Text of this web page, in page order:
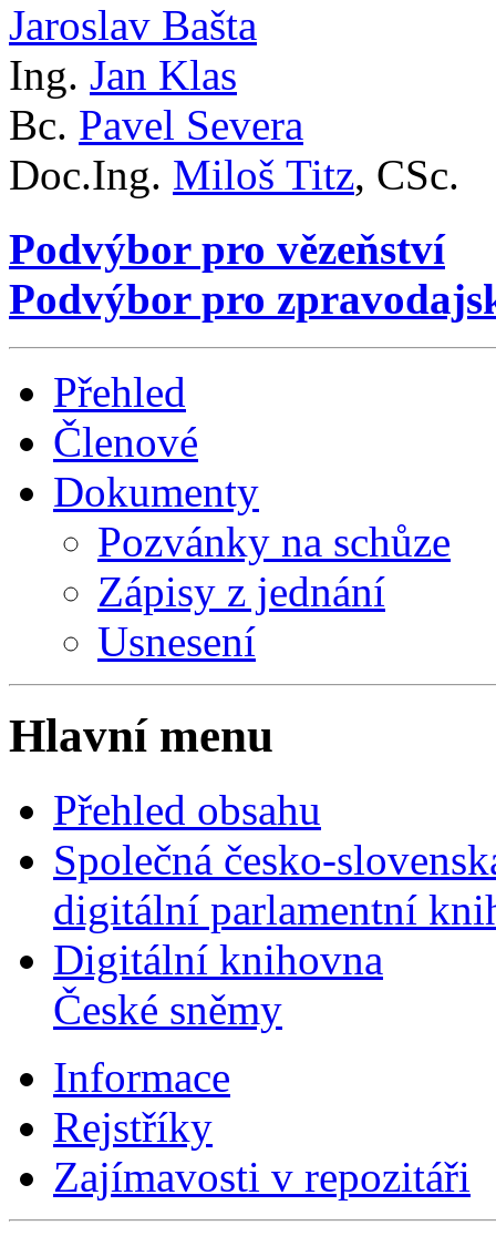
Jaroslav Bašta
Ing. Jan Klas
Bc. Pavel Severa
Doc.Ing. Miloš Titz, CSc.
Podvýbor pro vězeňství
Podvýbor pro
Přehled
Členové
Dokumenty
Pozvánky na schůze
Zápisy z jednání
Usnesení
Hlavní menu
Přehled obsahu
Společná česko-
digitální parlamentní
Digitální knihovna
České sněmy
Informace
Rejstříky
Zajímavosti v repozitáři